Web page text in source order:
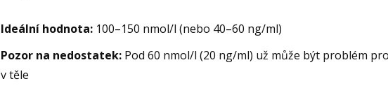
Ideální hodnota: 100–150 nmol/l (nebo 40–60 ng/ml)
Pozor na nedostatek: Pod 60 nmol/l (20 ng/ml) už může být problém
v těle